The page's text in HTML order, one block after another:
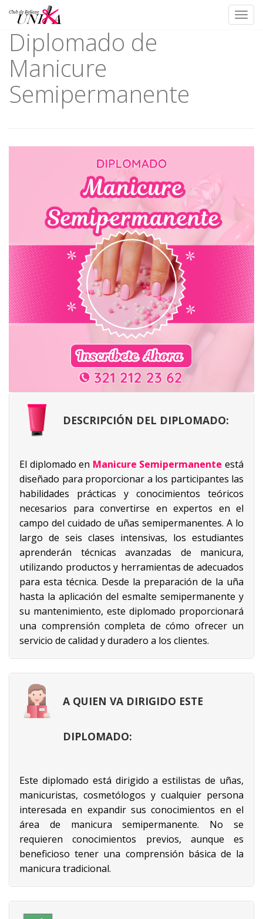
Skip
content
Diplomado de
Manicure
Semipermanente
DESCRIPCIÓN DEL DIPLOMADO:
El diplomado en Manicure Semipermanente está
diseñado para proporcionar a los participantes las
habilidades prácticas y conocimientos teóricos
necesarios para convertirse en expertos en el
campo del cuidado de uñas semipermanentes. A lo
largo de seis clases intensivas, los estudiantes
aprenderán técnicas avanzadas de manicura,
utilizando productos y herramientas de adecuados
para esta técnica. Desde la preparación de la uña
hasta la aplicación del esmalte semipermanente y
su mantenimiento, este diplomado proporcionará
una comprensión completa de cómo ofrecer un
servicio de calidad y duradero a los clientes.
A QUIEN VA DIRIGIDO ESTE
DIPLOMADO:
Este diplomado está dirigido a estilistas de uñas,
manicuristas, cosmetólogos y cualquier persona
interesada en expandir sus conocimientos en el
área de manicura semipermanente. No se
requieren conocimientos previos, aunque es
beneficioso tener una comprensión básica de la
manicura tradicional.